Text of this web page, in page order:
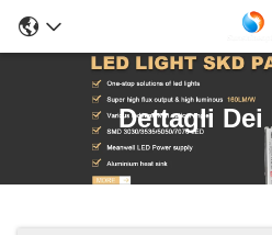
Dettagli Dei